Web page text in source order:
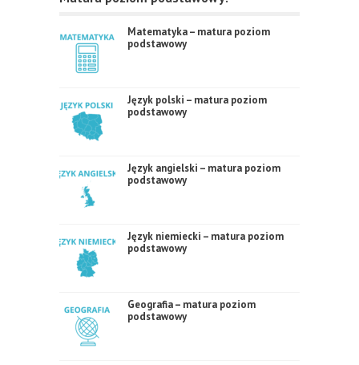
Matematyka – matura poziom
podstawowy
Język polski – matura poziom
podstawowy
Język angielski – matura poziom
podstawowy
Język niemiecki – matura poziom
podstawowy
Geografia – matura poziom
podstawowy